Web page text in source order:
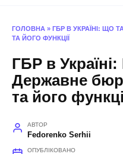
ГОЛОВНА » ГБР В УКРАЇНІ: ЩО
ТА ЙОГО ФУНКЦІЇ
ГБР в
Державне
та його
АВТОР
Fedorenko Serhii
ОПУБЛІКОВАНО